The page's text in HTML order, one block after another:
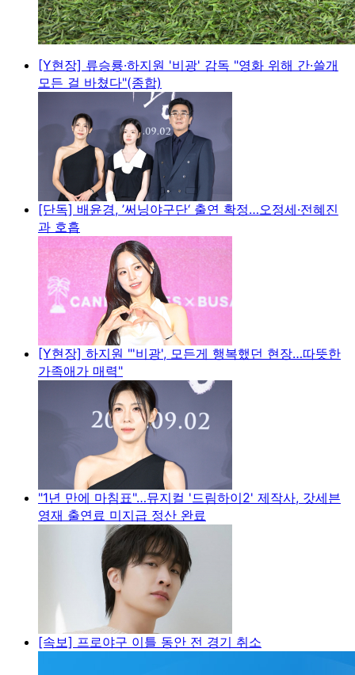
[Y현장] 류승룡·하지원 '비광' 감독 "영화 위해 간·쓸개
모든 걸 바쳤다"(종합)
[단독] 배윤경, ’써닝야구단‘ 출연 확정…오정세·전혜진
과 호흡
[Y현장] 하지원 "'비광', 모든게 행복했던 현장…따뜻한
가족애가 매력"
"1년 만에 마침표"…뮤지컬 '드림하이2' 제작사, 갓세븐
영재 출연료 미지급 정산 완료
[속보] 프로야구 이틀 동안 전 경기 취소